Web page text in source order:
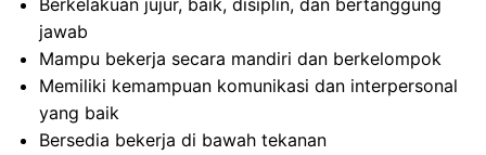
Berkelakuan jujur, baik, disiplin, dan bertanggung
jawab
Mampu bekerja secara mandiri dan berkelompok
Memiliki kemampuan komunikasi dan interpersonal
yang baik
Bersedia bekerja di bawah tekanan